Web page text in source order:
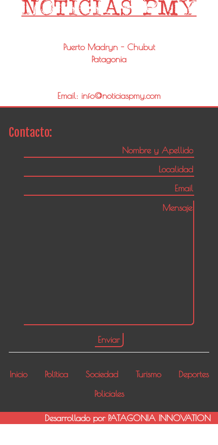
Puerto Madryn - Chubut
Patagonia
Email: info@noticiaspmy.com
Contacto:
Inicio Política Sociedad Turismo
Deportes
Policiales
Desarrollado por PATAGONIA INNOVATION